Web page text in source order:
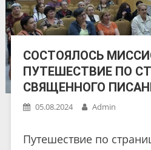
СОСТОЯЛОСЬ
ПУТЕШЕСТВИЕ ПО
СВЯЩЕННОГО
05.08.2024 Admin
Путешествие по